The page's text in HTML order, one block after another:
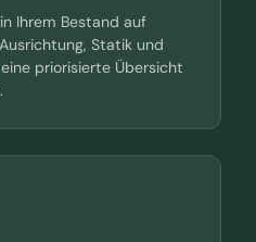
Ihrem Bestand auf
Statik und
priorisierte Übersicht